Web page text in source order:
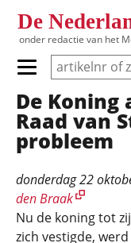
De
onder redactie van het
Primair menu
Hoofdnavigatie
De
Raad van
probleem
donderdag 22
den Braak
Nu de koning tot
zich vestigde,